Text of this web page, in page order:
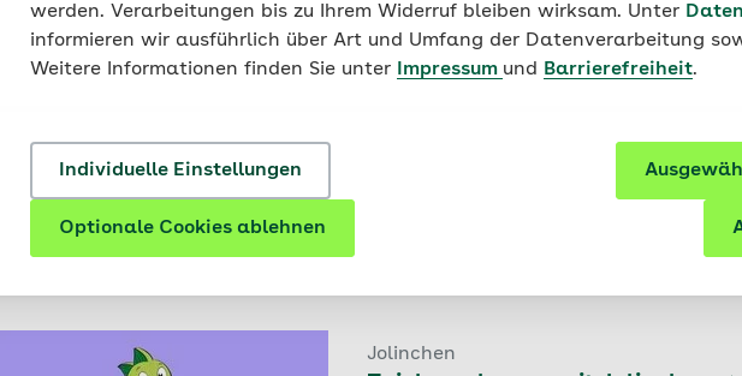
werden. Verarbeitungen bis zu Ihrem Widerruf bleiben wirksam. Unter
informieren wir ausführlich über Art und Umfang der Datenverarbeitung
Weitere Informationen finden Sie unter
Impressum und Barrierefreiheit.
Individuelle Einstellungen
Optionale Cookies ablehnen
Jolinchen-Emojis zum Ausmalen herunterladen
Jolinchen-Emojis als GIF herunterladen
Jolinchen